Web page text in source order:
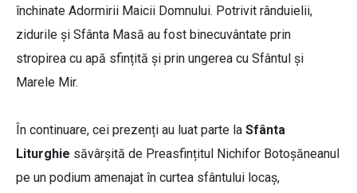
închinate Adormirii Maicii Domnului. Potrivit rânduielii,
zidurile și Sfânta Masă au fost binecuvântate prin
stropirea cu apă sfințită și prin ungerea cu Sfântul și
Marele Mir.
În continuare, cei prezenți au luat parte la Sfânta
Liturghie săvârșită de Preasfințitul Nichifor Botoșăneanul
pe un podium amenajat în curtea sfântului locaș,